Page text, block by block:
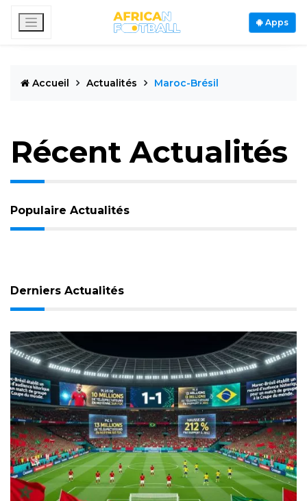
Apps
Accueil Actualités Maroc-Brésil
Récent Actualités
Populaire Actualités
Derniers Actualités